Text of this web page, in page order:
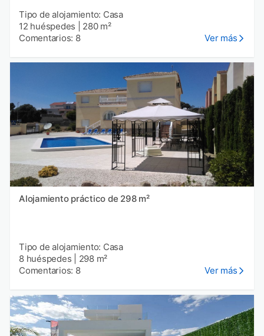
Tipo de alojamiento: Casa
12 huéspedes
280 m²
Comentarios: 8
Ver más
Alojamiento práctico de 298 m²
Tipo de alojamiento: Casa
8 huéspedes
298 m²
Comentarios: 8
Ver más